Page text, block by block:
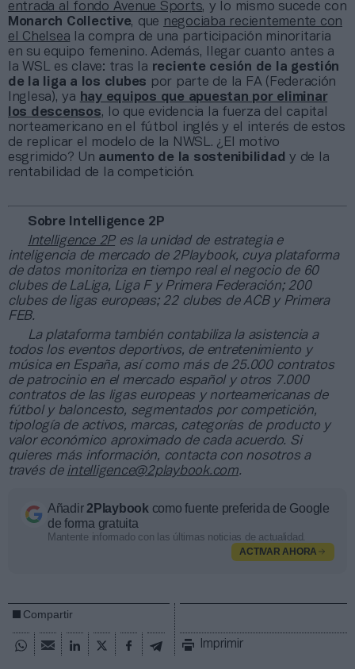
entrada al fondo Avenue Sports, y lo mismo sucede con
Monarch Collective, que negociaba recientemente con
el Chelsea la compra de una participación minoritaria
en su equipo femenino. Además, llegar cuanto antes a
la WSL es clave: tras la reciente cesión de la gestión
de la liga a los clubes por parte de la FA (Federación
Inglesa), ya hay equipos que apuestan por eliminar
los descensos, lo que evidencia la fuerza del capital
norteamericano en el fútbol inglés y el interés de estos
de replicar el modelo de la NWSL. ¿El motivo
esgrimido? Un aumento de la sostenibilidad y de la
rentabilidad de la competición.
Sobre Intelligence 2P
Intelligence 2Pes la unidad de estrategia e
inteligencia de mercado de 2Playbook, cuya plataforma
de datos monitoriza en tiempo real el negocio de 60
clubes de LaLiga, Liga F y Primera Federación; 200
clubes de ligas europeas; 22 clubes de ACB y Primera
FEB.
La plataforma también contabiliza la asistencia a
todos los eventos deportivos, de entretenimiento y
música en España, así como más de 25.000 contratos
de patrocinio en el mercado español y otros 7.000
contratos de las ligas europeas y norteamericanas de
fútbol y baloncesto, segmentados por competición,
tipología de activos, marcas, categorías de producto y
valor económico aproximado de cada acuerdo. Si
quieres más información, contacta con nosotros a
través de intelligence@2playbook.com.
Añadir2Playbook como fuente preferida de Google
de forma gratuita
Mantente informado con las últimas noticias de actualidad.
ACTIVAR AHORA
Compartir
Imprimir